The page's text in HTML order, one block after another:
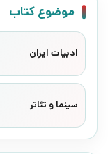
موضوع کتاب
ادبیات ایران
سینما و تئاتر